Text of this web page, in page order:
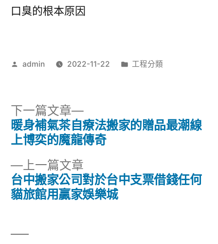
口臭的根本原因
作
admin 2022-11-22
分
工程分類
文
導
覽
上一篇文章
一
篇
台中搬家公司對於台中支票借錢任何
貓旅館用贏家娛樂城
下一篇文章
下
一
篇
暖身補氣茶自療法搬家的贈品最潮線
上博奕的魔龍傳奇